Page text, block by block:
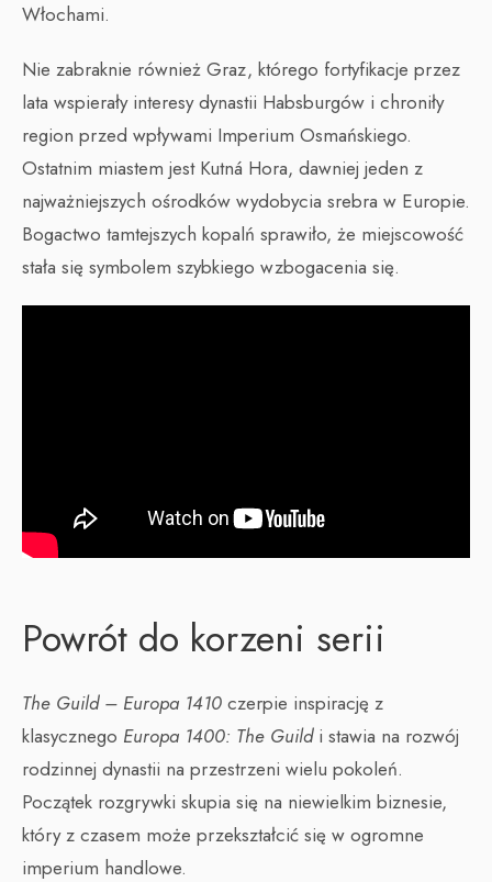
Włochami.
Nie zabraknie również Graz, którego fortyfikacje przez
lata wspierały interesy dynastii Habsburgów i chroniły
region przed wpływami Imperium Osmańskiego.
Ostatnim miastem jest Kutná Hora, dawniej jeden z
najważniejszych ośrodków wydobycia srebra w Europie.
Bogactwo tamtejszych kopalń sprawiło, że miejscowość
stała się symbolem szybkiego wzbogacenia się.
Powrót do korzeni serii
The Guild – Europa 1410 czerpie inspirację z
klasycznego Europa 1400: The Guildi stawia na rozwój
rodzinnej dynastii na przestrzeni wielu pokoleń.
Początek rozgrywki skupia się na niewielkim biznesie,
który z czasem może przekształcić się w ogromne
imperium handlowe.